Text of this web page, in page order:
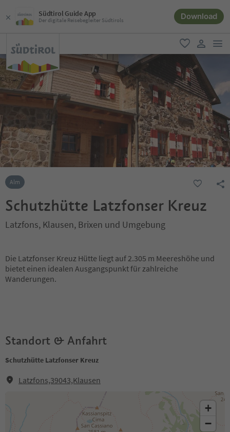
Südtirol Guide App
Der digitale Reisebegleiter Südtirols Download
favorit
user link
Alm
Schutzhütte Latzfonser Kreuz
Latzfons, Klausen, Brixen und Umgebung
Die Latzfonser Kreuz Hütte liegt auf 2.305 m Meereshöhe und
bietet einen idealen Ausgangspunkt für zahlreiche
Wanderungen.
Standort & Anfahrt
Schutzhütte Latzfonser Kreuz
Latzfons,39043,Klausen
+
−